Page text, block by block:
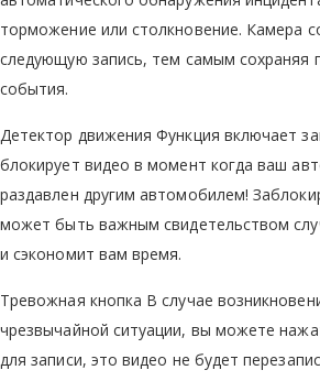
торможение или столкновение. Камера
следующую запись, тем самым сохраняя
события.
Детектор движения Функция включает
блокирует видео в момент когда ваш
раздавлен другим автомобилем!
может быть важным свидетельством
и сэкономит вам время.
Тревожная кнопка В случае
чрезвычайной ситуации, вы можете
для записи, это видео не будет